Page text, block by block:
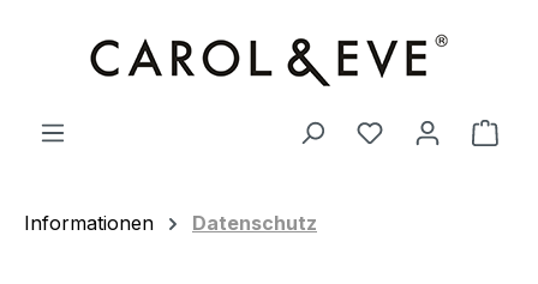
Informationen Datenschutz